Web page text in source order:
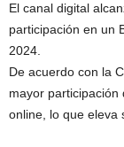
El canal digital
participación en un
2024.
De acuerdo con la
mayor participación
online, lo que eleva